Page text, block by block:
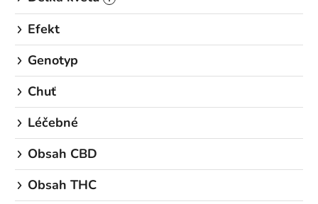
Efekt
Genotyp
Chuť
Léčebné
Obsah CBD
Obsah THC